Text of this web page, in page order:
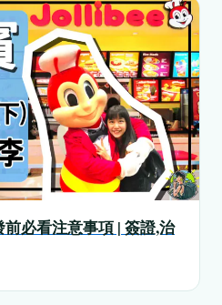
必看注意事項 | 簽證,治